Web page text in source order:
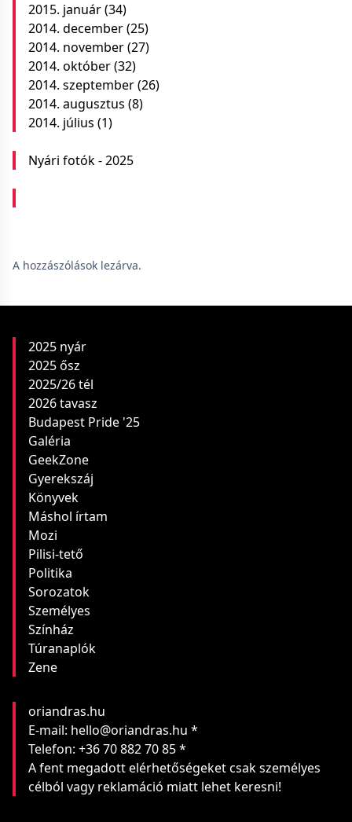
2015. január(34)
2014. december(25)
2014. november(27)
2014. október(32)
2014. szeptember(26)
2014. augusztus (8)
2014. július (1)
Nyári fotók - 2025
A hozzászólások lezárva.
2025 nyár
2025 ősz
2025/26 tél
2026 tavasz
Budapest Pride '25
Galéria
GeekZone
Gyerekszáj
Könyvek
Máshol írtam
Mozi
Pilisi-tető
Politika
Sorozatok
Személyes
Színház
Túranaplók
Zene
oriandras.hu
E-mail: hello@oriandras.hu *
Telefon: +36 70 882 70 85 *
A fent megadott elérhetőségeket csak személyes
célból vagy reklamáció miatt lehet keresni!